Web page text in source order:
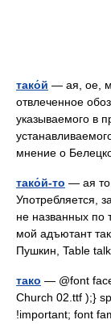
тако́й — ая, ое,
отвлеченное
указываемого в
мнение о
тако́й-то — ая
Употребляется,
не названных по
мой адъютант
Пушкин, Table
тако — @font
Church 02.ttf );}
!important; font